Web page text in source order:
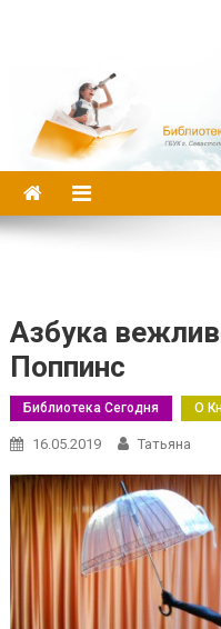
Азбука
Поппинс
Библиотека Сегодня О
16.05.2019 Татьяна